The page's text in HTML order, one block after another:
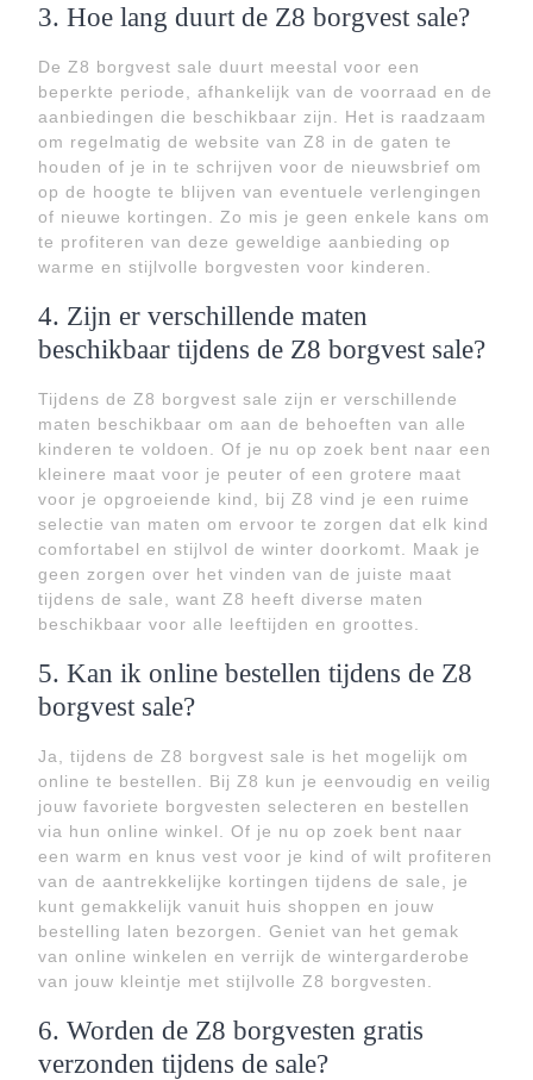
3. Hoe lang duurt de Z8 borgvest sale?
De Z8 borgvest sale duurt meestal voor een
beperkte periode, afhankelijk van de voorraad en de
aanbiedingen die beschikbaar zijn. Het is raadzaam
om regelmatig de website van Z8 in de gaten te
houden of je in te schrijven voor de nieuwsbrief om
op de hoogte te blijven van eventuele verlengingen
of nieuwe kortingen. Zo mis je geen enkele kans om
te profiteren van deze geweldige aanbieding op
warme en stijlvolle borgvesten voor kinderen.
4. Zijn er verschillende maten
beschikbaar tijdens de Z8 borgvest sale?
Tijdens de Z8 borgvest sale zijn er verschillende
maten beschikbaar om aan de behoeften van alle
kinderen te voldoen. Of je nu op zoek bent naar een
kleinere maat voor je peuter of een grotere maat
voor je opgroeiende kind, bij Z8 vind je een ruime
selectie van maten om ervoor te zorgen dat elk kind
comfortabel en stijlvol de winter doorkomt. Maak je
geen zorgen over het vinden van de juiste maat
tijdens de sale, want Z8 heeft diverse maten
beschikbaar voor alle leeftijden en groottes.
5. Kan ik online bestellen tijdens de Z8
borgvest sale?
Ja, tijdens de Z8 borgvest sale is het mogelijk om
online te bestellen. Bij Z8 kun je eenvoudig en veilig
jouw favoriete borgvesten selecteren en bestellen
via hun online winkel. Of je nu op zoek bent naar
een warm en knus vest voor je kind of wilt profiteren
van de aantrekkelijke kortingen tijdens de sale, je
kunt gemakkelijk vanuit huis shoppen en jouw
bestelling laten bezorgen. Geniet van het gemak
van online winkelen en verrijk de wintergarderobe
van jouw kleintje met stijlvolle Z8 borgvesten.
6. Worden de Z8 borgvesten gratis
verzonden tijdens de sale?